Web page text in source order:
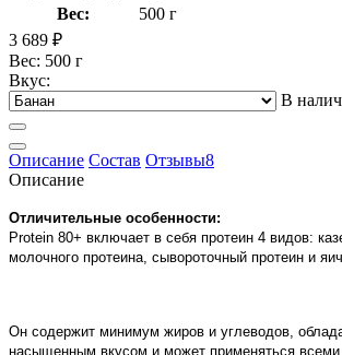
Вес:
500 г
3 689 ₽
Вес: 500 г
Вкус:
В
Описание Состав Отзывы8
Описание
Отличительные особенности:
Protein 80+ включает в себя протеин 4 видов:
молочного протеина, сывороточный протеин и
Он содержит минимум жиров и углеводов,
насыщенным вкусом и может применяться